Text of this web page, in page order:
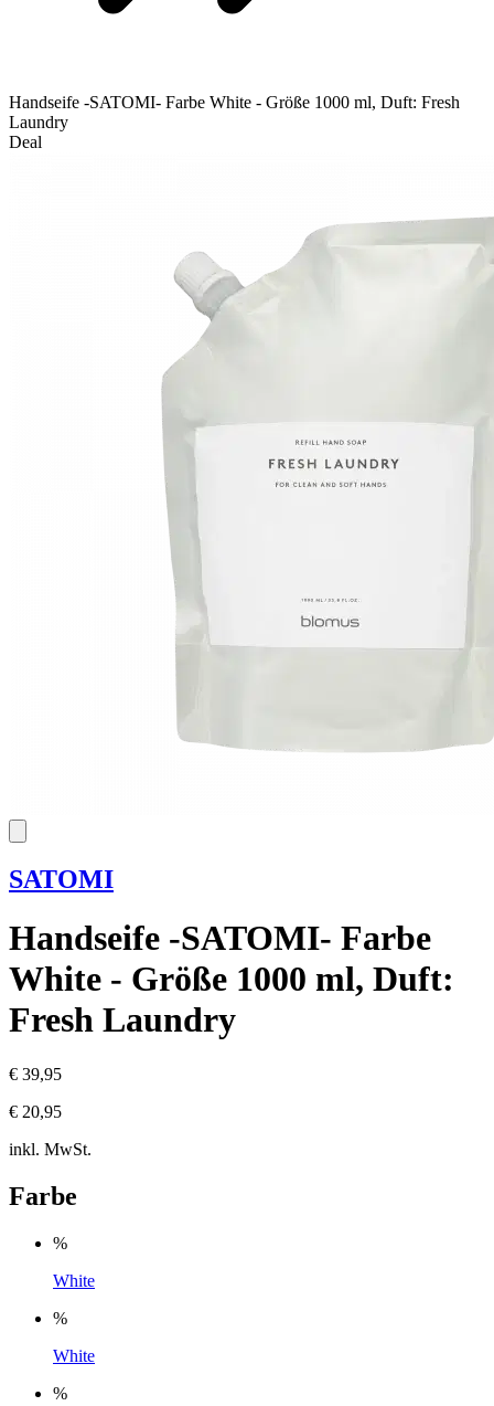
Handseife -SATOMI- Farbe White - Größe 1000 ml, Duft: Fresh
Laundry
Deal
SATOMI
Handseife -SATOMI- Farbe
White - Größe 1000 ml, Duft:
Fresh Laundry
€ 39,95
€ 20,95
inkl. MwSt.
Farbe
%
White
%
White
%